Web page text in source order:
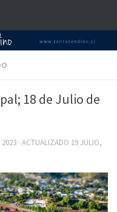
18 de Julio de
· ACTUALIZADO 19 JULIO,